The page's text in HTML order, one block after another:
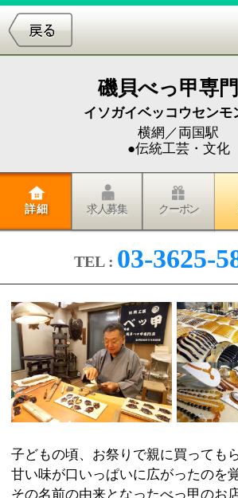
イソガイベッコウセンモンテン
横網／両国駅
●伝統工芸・文化
クーポン 地 図 インタビ
03-3625-5875
子どもの頃、お祭りで親に買ってもらったべっ甲飴
甘い味が口いっぱいに広がったのを覚えていますが
その名前の由来となったべっ甲のお店「磯貝べっ甲
門店」を訪ねました。場所は、両国駅にほど近い墨
区横網。近所に相撲が行なわれる国技館があるせい
「よこづな」と間違う方がいますが、「よこあみ」
す（笑）。
磯貝べっ甲専門店は、昭和14年に創業。初代の庫太
や墨田区無形文化財など数々の賞を受賞。今回は庫太
さんのご長男で二代目、代表取締役でもある磯貝一
（はじめ）さんがご案内してくださいました。一さ
もすみだマイスターや墨田区無形文化財などに認定